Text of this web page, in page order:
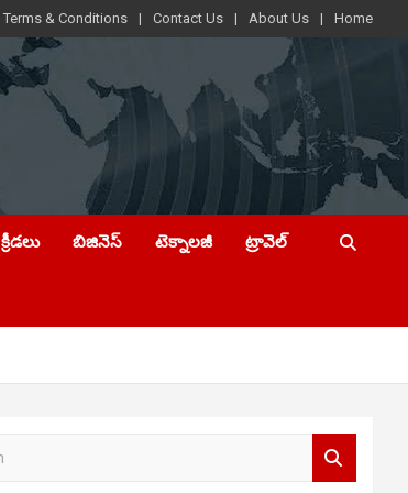
Terms & Conditions Contact Us About Us Home
క్రీడలు బిజినెస్ టెక్నాలజీ ట్రావెల్